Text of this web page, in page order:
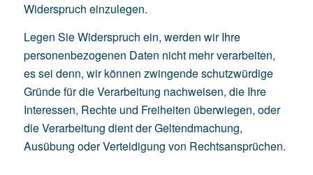
Widerspruch einzulegen.
Legen Sie Widerspruch ein, werden wir Ihre
personenbezogenen Daten nicht mehr verarbeiten,
es sei denn, wir können zwingende schutzwürdige
Gründe für die Verarbeitung nachweisen, die Ihre
Interessen, Rechte und Freiheiten überwiegen, oder
die Verarbeitung dient der Geltendmachung,
Ausübung oder Verteidigung von Rechtsansprüchen.